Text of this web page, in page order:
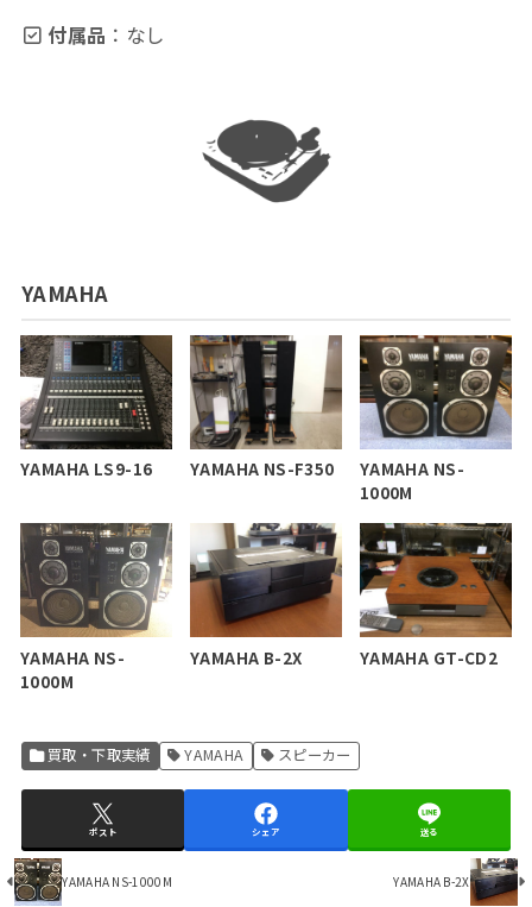
付属品 ：なし
YAMAHA
YAMAHA LS9-16 YAMAHA NS-F350
YAMAHA NS-
1000M
YAMAHA NS-
1000M
YAMAHA B-2X YAMAHA GT-CD2
買取・下取実績 YAMAHA スピーカー
ポスト シェア 送る
YAMAHA NS-1000M YAMAHA B-2X